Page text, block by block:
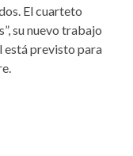
El cuarteto
su nuevo trabajo
está previsto para